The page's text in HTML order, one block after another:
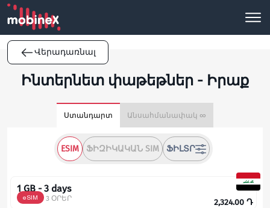
Վերադառնալ
Ինտերնետ փաթեթներ - Իրաք
Ստանդարտ Անսահմանափակ ∞
ESIM ՖԻԶԻԿԱԿԱՆ SIM ՖԻԼՏՐ
1 GB - 3 days
eSIM 3 ՕՐԵՐ 2,324.00 Դ